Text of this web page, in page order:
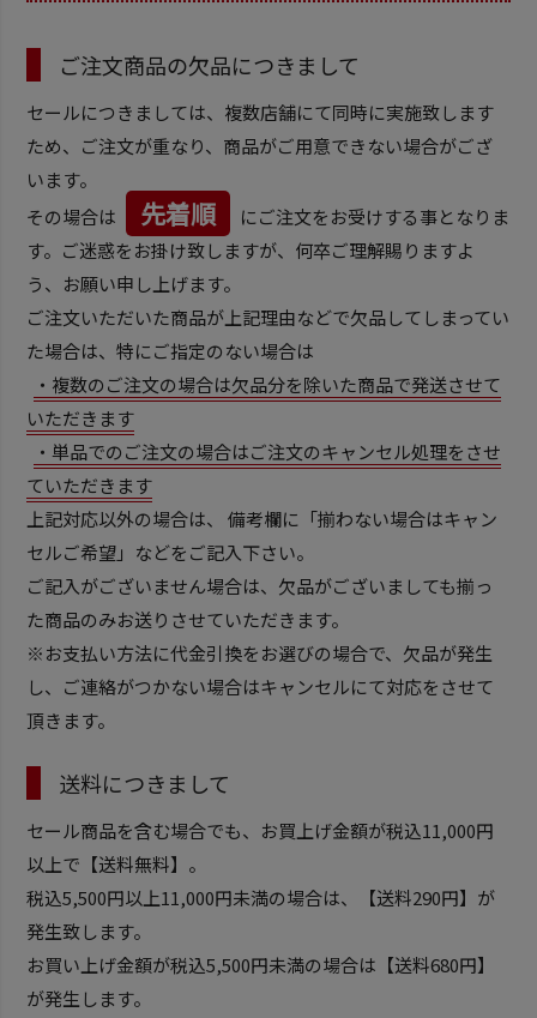
ご注文商品の欠品につきまして
セールにつきましては、複数店舗にて同時に実施致します
ため、ご注文が重なり、商品がご用意できない場合がござ
います。
その場合は
先着順
にご注文をお受けする事となりま
す。ご迷惑をお掛け致しますが、何卒ご理解賜りますよ
う、お願い申し上げます。
ご注文いただいた商品が上記理由などで欠品してしまってい
た場合は、特にご指定のない場合は
・複数のご注文の場合は欠品分を除いた商品で発送させて
いただきます
・単品でのご注文の場合はご注文のキャンセル処理をさせ
ていただきます
上記対応以外の場合は、 備考欄に「揃わない場合はキャン
セルご希望」などをご記入下さい。
ご記入がございません場合は、欠品がございましても揃っ
た商品のみお送りさせていただきます。
※お支払い方法に代金引換をお選びの場合で、欠品が発生
し、ご連絡がつかない場合はキャンセルにて対応をさせて
頂きます。
送料につきまして
セール商品を含む場合でも、お買上げ金額が税込11,000円
以上で【送料無料】。
税込5,500円以上11,000円未満の場合は、【送料290円】が
発生致します。
お買い上げ金額が税込5,500円未満の場合は【送料680円】
が発生します。